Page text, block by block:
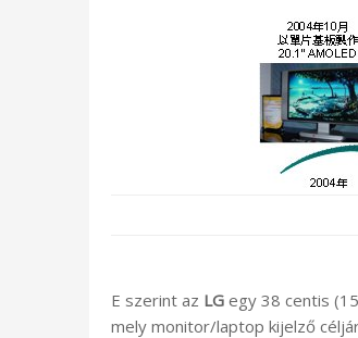
E szerint az LG egy 38 centis
mely monitor/laptop kijelző